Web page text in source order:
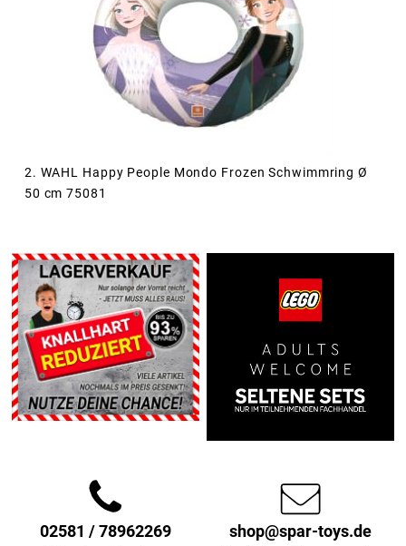
2. WAHL Happy People Mondo Frozen Schwimmring Ø
50 cm 75081
02581 / 78962269
shop@spar-toys.de